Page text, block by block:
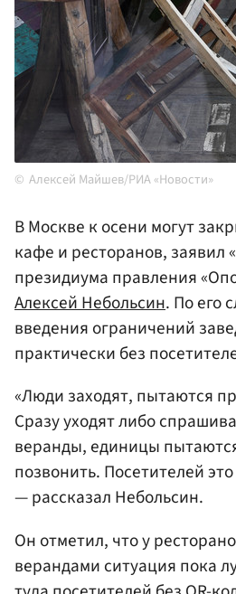
Алексей Майшев/РИА «Новости»
В Москве к осени могут
кафе и ресторанов, заявил
президиума правления
Алексей Небольсин. По его
введения ограничений
практически без
«Люди заходят, пытаются
Сразу уходят либо
веранды, единицы
позвонить. Посетителей
— рассказал Небольсин.
Он отметил, что у
верандами ситуация пока